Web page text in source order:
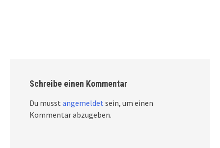
Schreibe einen Kommentar
Du musst angemeldet sein, um einen
Kommentar abzugeben.